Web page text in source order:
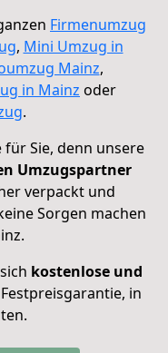
Firmenumzug
, Mini Umzug in
Mainz,
in Mainz oder
.
Sie, denn unsere
Umzugspartner
verpackt und
Sorgen machen
kostenlose und
in